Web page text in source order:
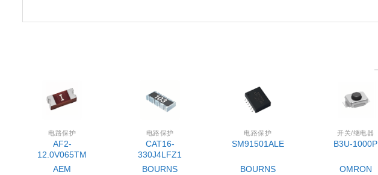
电路保护
AF2-
12.0V065TM
AEM
电路保护
CAT16-
330J4LFZ1
BOURNS
电路保护
SM91501ALE
BOURNS
开关/继电器
B3U-1000P
OMRON